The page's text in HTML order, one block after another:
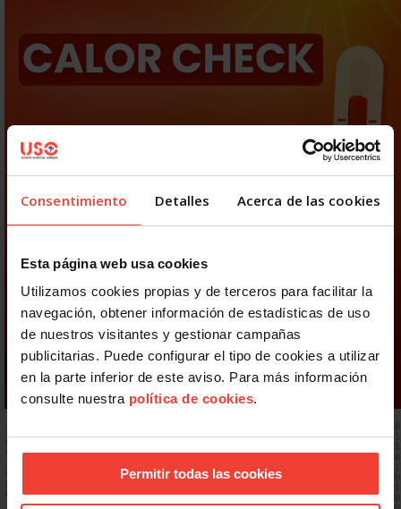
Consentimiento Detalles Acerca de las cookies
Esta página web usa cookies
Utilizamos cookies propias y de terceros para facilitar la
navegación, obtener información de estadísticas de uso
de nuestros visitantes y gestionar campañas
publicitarias. Puede configurar el tipo de cookies a utilizar
en la parte inferior de este aviso. Para más información
consulte nuestra política de cookies.
Permitir todas las cookies